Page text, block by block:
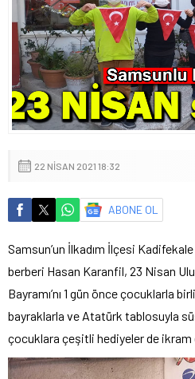
22 NISAN 2021 18:32
ABONE OL
Samsun’un İlkadım İlçesi
berberi Hasan Karanfil, 23 Nisan
Bayramı’nı 1 gün önce çocuklarla
bayraklarla ve Atatürk tablosuyla
çocuklara çeşitli hediyeler de ikram